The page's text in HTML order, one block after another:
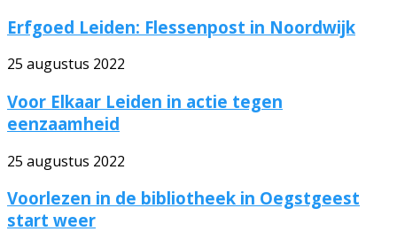
Erfgoed Leiden: Flessenpost in Noordwijk
25 augustus 2022
Voor Elkaar Leiden in actie tegen
eenzaamheid
25 augustus 2022
Voorlezen in de bibliotheek in Oegstgeest
start weer